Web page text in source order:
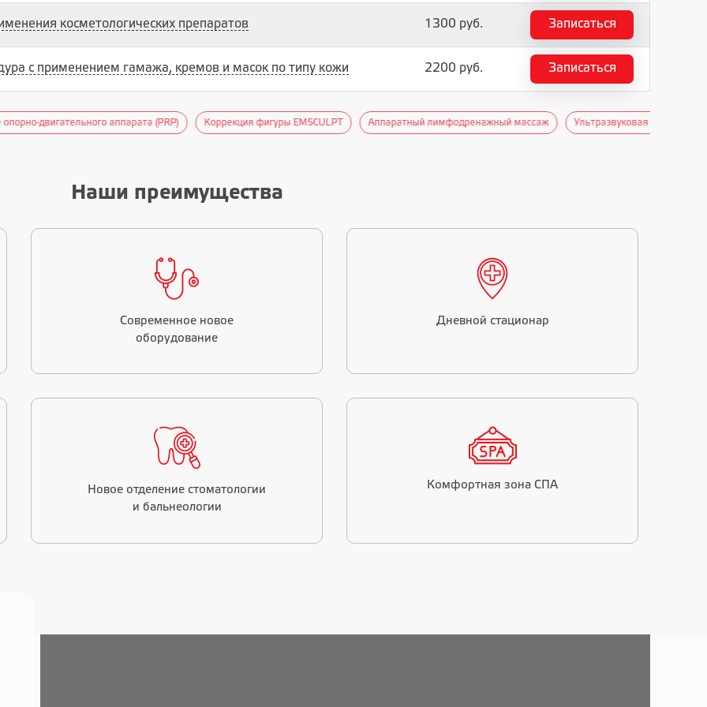
косметологических препаратов 1300 руб. Записаться
с применением гамажа, кремов и масок по типу кожи 2200 руб. Записаться
аппарата (PRP) Коррекция фигуры EMSCULPT Аппаратный лимфодренажный массаж Ультразвуковая липосакция Ultra BF-36
Наши преимущества
Современное новое
оборудование
Дневной стационар
Новое отделение стоматологии
и бальнеологии
Комфортная зона СПА